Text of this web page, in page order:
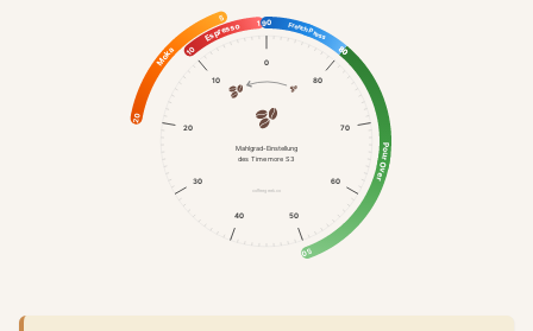
Espresso 1
10
Moka
5
20
Pour Over
50
French Press
90
80
80
0
10
20
30
40 50
60
70
80
coffeegeek.co
Mahlgrad-Einstellung
des Timemore S3